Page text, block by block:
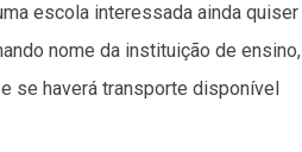
escola interessada ainda quiser
nome da instituição de ensino,
se haverá transporte disponível